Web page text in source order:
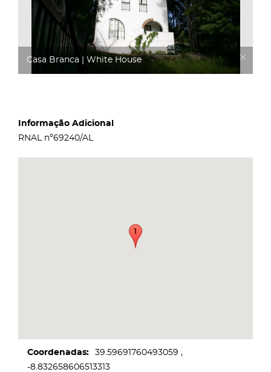
Casa Branca | White House
Informação Adicional
RNAL nº69240/AL
Coordenadas
39.59691760493059
-8.832658606513313